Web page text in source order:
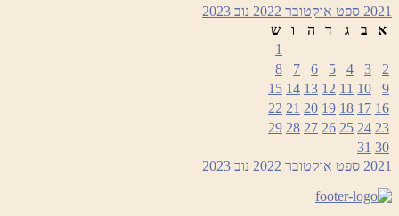
ספט אוקטובר 2022 נוב2023
ש
10
11
12
13
14
15
17
18
19
20
21
22
24
25
26
27
28
29
31
ספט אוקטובר 2022 נוב2023